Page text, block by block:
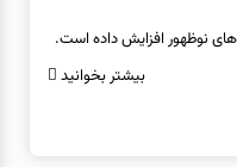
نوظهور افزایش داده است.
بیشتر بخوانید